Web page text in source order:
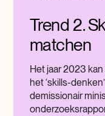
Trend 2.
matchen
Het jaar 2023
het ‘skills-
demissionair